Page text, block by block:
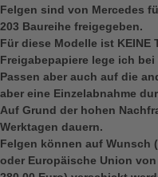
Felgen sind von Mercedes
203 Baureihe freigegeben.
Für diese Modelle ist KEINE
Freigabepapiere lege ich
Passen aber auch auf die
aber eine Einzelabnahme
Auf Grund der hohen
Werktagen dauern.
Felgen können auf Wunsch
oder Europäische Union von